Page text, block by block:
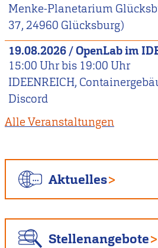
Menke-Planetarium
37, 24960 Glücksburg)
19.08.2026/OpenLab im
15:00 Uhr bis 19:00 Uhr
IDEENREICH,
Discord
Alle Veranstaltungen
Aktuelles
Stellenangebote